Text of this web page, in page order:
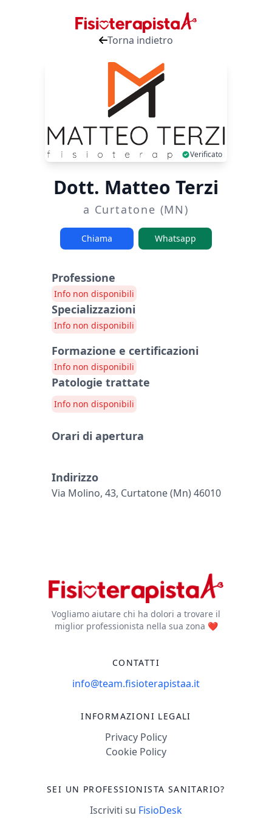
Torna indietro
Verificato
Dott. Matteo Terzi
a Curtatone (MN)
Chiama Whatsapp
Professione
Info non disponibili
Specializzazioni
Info non disponibili
Formazione e certificazioni
Info non disponibili
Patologie trattate
Info non disponibili
Orari di apertura
Indirizzo
Via Molino, 43, Curtatone (mn) 46010
Vogliamo aiutare chi ha dolori a trovare il
miglior professionista nella sua zona ❤️
CONTATTI
info@team.fisioterapistaa.it
INFORMAZIONI LEGALI
Privacy Policy
Cookie Policy
SEI UN PROFESSIONISTA SANITARIO?
Iscriviti su FisioDesk